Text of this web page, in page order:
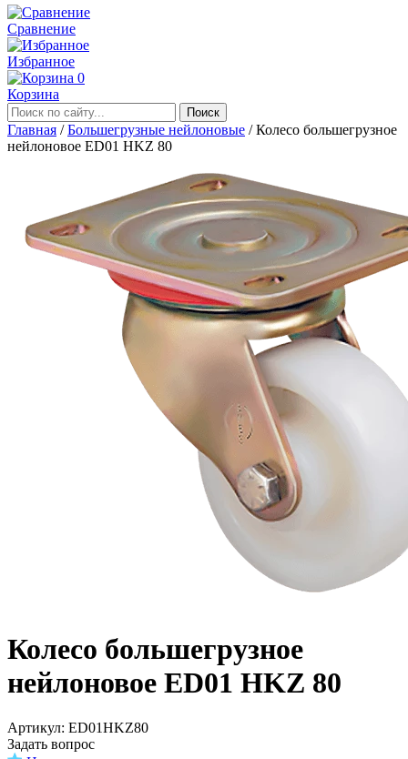
Сравнение
Избранное
0
Корзина
Главная /Большегрузные нейлоновые /Колесо большегрузное
нейлоновое ED01 HKZ 80
Колесо большегрузное
нейлоновое ED01 HKZ 80
Aртикул: ED01HKZ80
Задать вопрос